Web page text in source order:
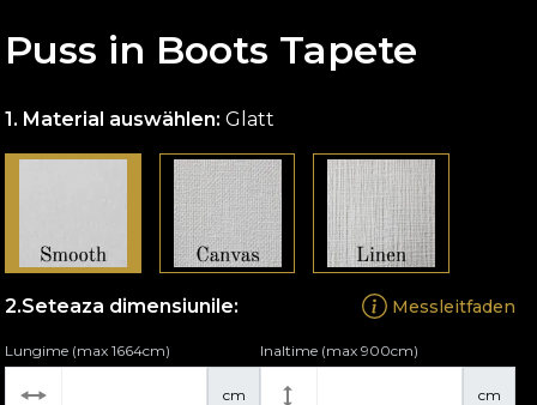
Puss in Boots Tapete
Material auswählen:Glatt
Seteaza dimensiunile: Messleitfaden
cm
Lungime (max 1664cm)
cm
Inaltime (max 900cm)